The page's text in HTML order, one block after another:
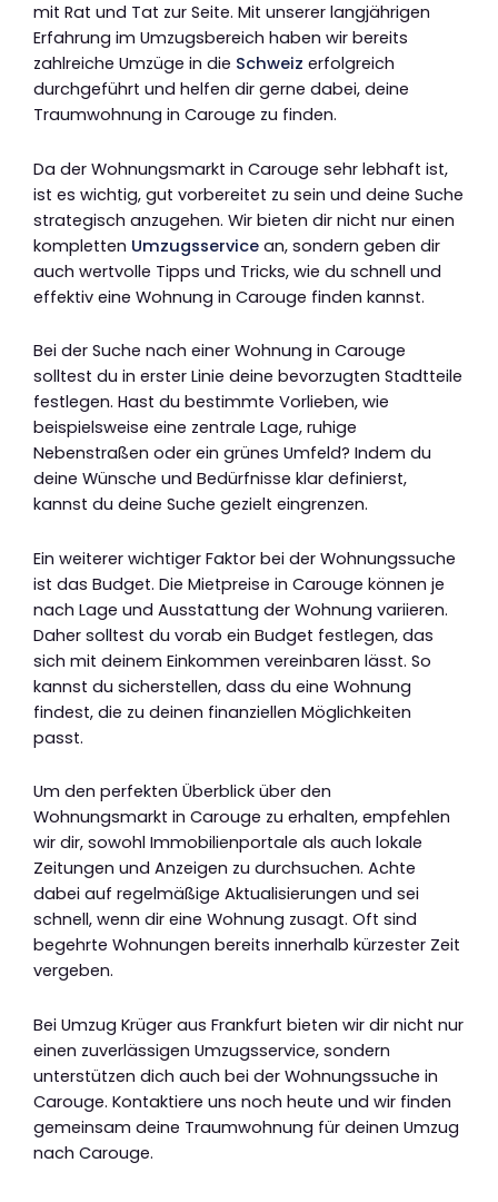
mit Rat und Tat zur Seite. Mit unserer langjährigen
Erfahrung im Umzugsbereich haben wir bereits
zahlreiche Umzüge in die Schweiz erfolgreich
durchgeführt und helfen dir gerne dabei, deine
Traumwohnung in Carouge zu finden.
Da der Wohnungsmarkt in Carouge sehr lebhaft ist,
ist es wichtig, gut vorbereitet zu sein und deine Suche
strategisch anzugehen. Wir bieten dir nicht nur einen
kompletten Umzugsservice an, sondern geben dir
auch wertvolle Tipps und Tricks, wie du schnell und
effektiv eine Wohnung in Carouge finden kannst.
Bei der Suche nach einer Wohnung in Carouge
solltest du in erster Linie deine bevorzugten Stadtteile
festlegen. Hast du bestimmte Vorlieben, wie
beispielsweise eine zentrale Lage, ruhige
Nebenstraßen oder ein grünes Umfeld? Indem du
deine Wünsche und Bedürfnisse klar definierst,
kannst du deine Suche gezielt eingrenzen.
Ein weiterer wichtiger Faktor bei der Wohnungssuche
ist das Budget. Die Mietpreise in Carouge können je
nach Lage und Ausstattung der Wohnung variieren.
Daher solltest du vorab ein Budget festlegen, das
sich mit deinem Einkommen vereinbaren lässt. So
kannst du sicherstellen, dass du eine Wohnung
findest, die zu deinen finanziellen Möglichkeiten
passt.
Um den perfekten Überblick über den
Wohnungsmarkt in Carouge zu erhalten, empfehlen
wir dir, sowohl Immobilienportale als auch lokale
Zeitungen und Anzeigen zu durchsuchen. Achte
dabei auf regelmäßige Aktualisierungen und sei
schnell, wenn dir eine Wohnung zusagt. Oft sind
begehrte Wohnungen bereits innerhalb kürzester Zeit
vergeben.
Bei Umzug Krüger aus Frankfurt bieten wir dir nicht nur
einen zuverlässigen Umzugsservice, sondern
unterstützen dich auch bei der Wohnungssuche in
Carouge. Kontaktiere uns noch heute und wir finden
gemeinsam deine Traumwohnung für deinen Umzug
nach Carouge.